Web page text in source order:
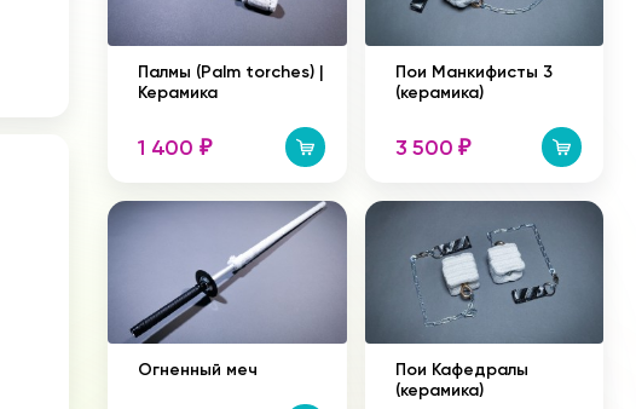
Палмы (Palm torches) |
Керамика
1 400 ₽
Пои Манкифисты 3
(керамика)
3 500₽
Огненный меч
Пои Кафедралы
(керамика)